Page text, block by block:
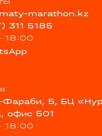
marathon.kz
311 5185
18:00
Фараби, 5, БЦ
офис 501
18:00